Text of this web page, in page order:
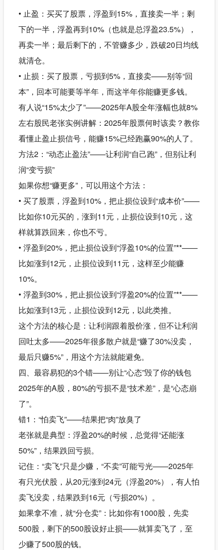
• 止盈：买买了股票，浮盈到15%，直接卖一半；剩
下的一半，浮盈再到10%（也就是总浮盈23.5%），
再卖一半；最后剩下的，不管赚多少，跌破20日均线
就清仓。
• 止损：买了股票，亏损到5%，直接卖——别等“回
本”，回本可能要等半年，而这半年你能赚更多钱。
有人说“15%太少了”——2025年A股全年涨幅也就8%
左右股民老张实例讲解：2025年股票何时该卖？教你
看懂止盈止损信号，能赚15%已经跑赢90%的人了。
方法2：“动态止盈法”——让利润“自己跑”，但别让利
润“变亏损”
如果你想“赚更多”，可以用这个方法：
• 买了股票，浮盈到10%，把止损位设到“成本价”——
比如你10元买的，涨到11元，止损位设到10元，这
样就算跌回来，你也不亏。
• 浮盈到20%，把止损位设到“浮盈10%的位置”**——
比如涨到12元，止损位设到11元，这样至少能赚
10%。
• 浮盈到30%，把止损位设到“浮盈20%的位置”**——
比如涨到13元，止损位设到12元，以此类推。
这个方法的核心是：让利润跟着股价涨，但不让利润
回吐太多——2025年很多散户就是“赚了30%没卖，
最后只赚5%”，用这个方法就能避免。
四、最容易犯的3个错——别让“心态”毁了你的钱包
2025年的A股，80%的亏损不是“技术差”，是“心态崩
了”。
错1：“怕卖飞”——结果把“肉”放臭了
老张就是典型：浮盈20%的时候，总觉得“还能涨
50%”，结果跌回亏损。
记住：“卖飞”只是少赚，“不卖”可能亏光——2025年
有只光伏股，从20元涨到24元（浮盈20%），有人怕
卖飞没卖，结果跌到16元（亏损20%）。
如果拿不准，就“分仓卖”：比如你有1000股，先卖
500股，剩下的500股设好止损——就算卖飞了，至
少赚了500股的钱。